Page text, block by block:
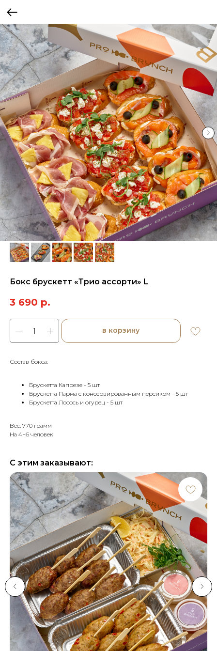
Бокс брускетт «Трио ассорти» L
3 690 р.
в корзину
Состав бокса:
Брускетта Капрезе - 5 шт
Брускетта Парма с консервированным персиком - 5 шт
Брускетта Лосось и огурец - 5 шт
Вес: 770 грамм
На 4−6 человек
С этим заказывают: